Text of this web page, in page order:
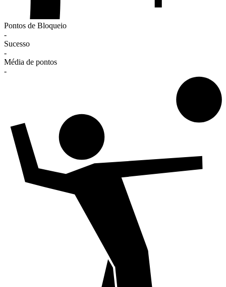
Pontos de Bloqueio
-
Sucesso
-
Média de pontos
-